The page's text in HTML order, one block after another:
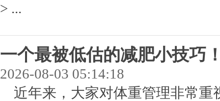
> ...
一个最被低估的减肥小技巧
2026-08-03 05:14:18
近年来，大家对体重管理非常